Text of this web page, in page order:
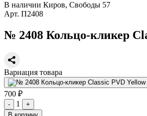
В наличии Киров, Свободы 57
Арт. П2408
№ 2408 Кольцо-кликер
Вариация товара
700 ₽
- 1
+